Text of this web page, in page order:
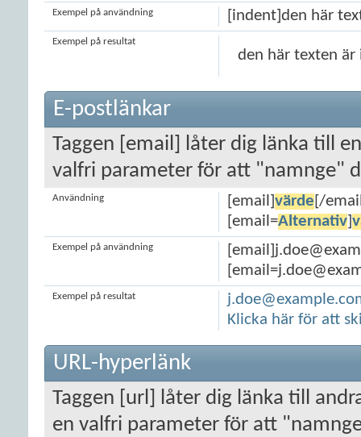
[indent]den här
Exempel på användning
den här texten är
Exempel på resultat
E-postlänkar
Taggen [email] låter dig länka till
valfri parameter för att "namnge"
[email] värde [/
[email=Alternativ]
Användning
Exempel på användning
Klicka här för att
Exempel på resultat
URL-hyperlänk
Taggen [url] låter dig länka till
en valfri parameter för att